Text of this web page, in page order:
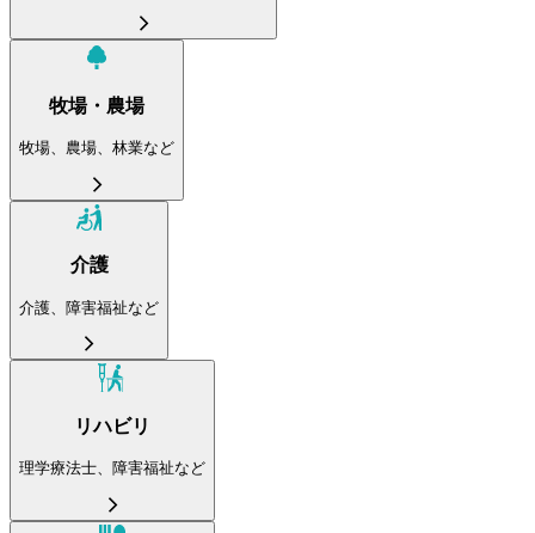
牧場・農場
牧場、農場、林業など
介護
介護、障害福祉など
リハビリ
理学療法士、障害福祉など